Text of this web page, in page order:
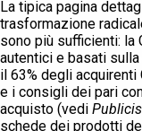
La tipica pagina
trasformazione
sono più sufficienti: la
autentici e basati
il 63% degli
e i consigli dei pari
acquisto (vedi
schede dei prodotti